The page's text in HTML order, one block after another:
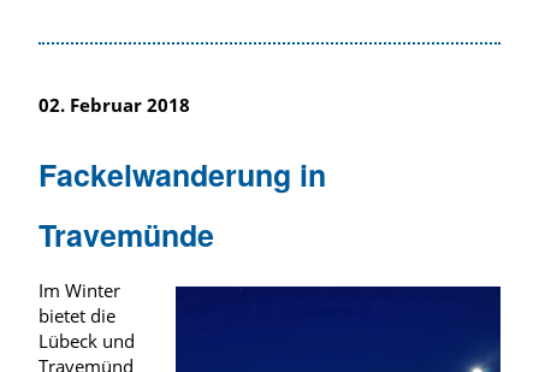
02. Februar 2018
Fackelwanderung in
Travemünde
Im Winter
bietet die
Lübeck und
Travemünd